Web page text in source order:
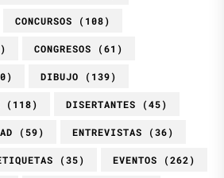
CONCURSOS (108)
CONGRESOS (61)
DIBUJO (139)
(118) DISERTANTES (45)
(59) ENTREVISTAS (36)
ETIQUETAS (35) EVENTOS (262)